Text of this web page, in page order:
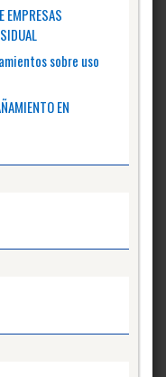
EMPRESAS
sobre uso
EN